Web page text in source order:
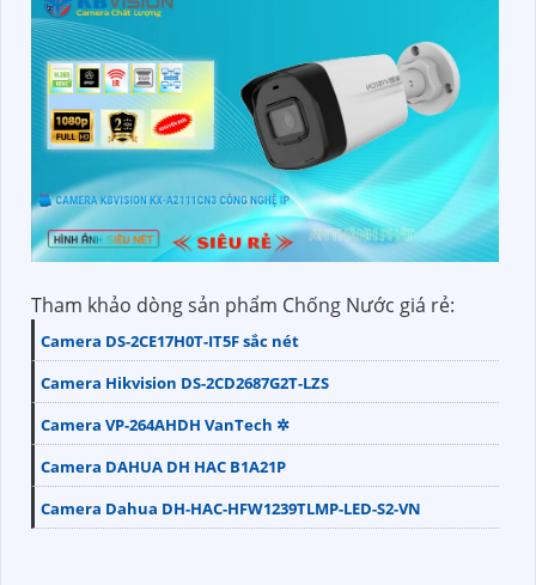
Tham khảo dòng sản phẩm Chống Nước giá rẻ:
Camera DS-2CE17H0T-IT5F sắc nét
Camera Hikvision DS-2CD2687G2T-LZS
Camera VP-264AHDH VanTech ✲
Camera DAHUA DH HAC B1A21P
Camera Dahua DH-HAC-HFW1239TLMP-LED-S2-VN